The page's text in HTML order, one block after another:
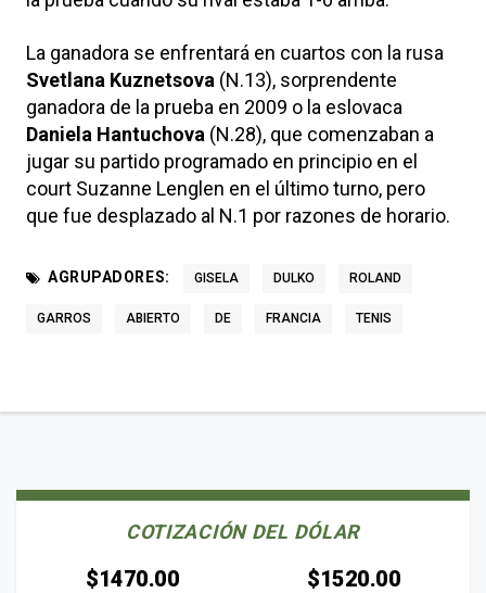
La ganadora se enfrentará en cuartos con la rusa
Svetlana Kuznetsova (N.13), sorprendente
ganadora de la prueba en 2009 o la eslovaca
Daniela Hantuchova (N.28), que comenzaban a
jugar su partido programado en principio en el
court Suzanne Lenglen en el último turno, pero
que fue desplazado al N.1 por razones de horario.
AGRUPADORES: GISELA DULKO ROLAND
GARROS ABIERTO DE FRANCIA TENIS
COTIZACIÓN DEL DÓLAR
$1470.00 $1520.00